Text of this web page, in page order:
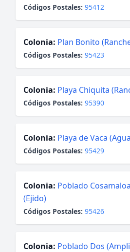
Códigos Postales: 95412
Colonia: Plan Bonito
Códigos Postales: 95423
Colonia: Playa Chiquita
Códigos Postales: 95390
Colonia: Playa de Vaca
Códigos Postales: 95429
Colonia: Poblado
(Ejido)
Códigos Postales: 95426
Colonia: Poblado Dos